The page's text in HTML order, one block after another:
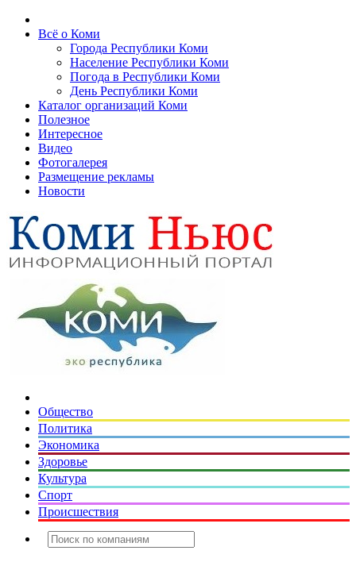
Всё о Коми
Города Республики Коми
Население Республики Коми
Погода в Республики Коми
День Республики Коми
Каталог организаций Коми
Полезное
Интересное
Видео
Фотогалерея
Размещение рекламы
Новости
Общество
Политика
Экономика
Здоровье
Культура
Спорт
Происшествия